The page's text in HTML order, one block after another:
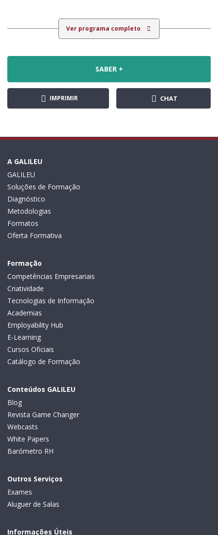
Ver programa completo
SABER +
IMPRIMIR CHAT
A GALILEU
GALILEU
Soluções de Formação
Diagnóstico
Metodologias
Formatos
Oferta Formativa
Formação
Competências Empresariais
Criatividade
Tecnologias de Informação
Academias
Employability Hub
E-Learning
Cursos Oficiais
Catálogo de Formação
Conteúdos GALILEU
Blog
Revista Game Changer
Webcasts
White Papers
Barómetro RH
Outros Serviços
Exames
Aluguer de Salas
Informações Úteis